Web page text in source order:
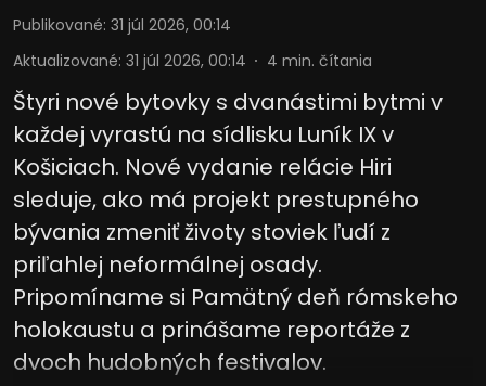
Publikované: 31 júl 2026, 00:14
Aktualizované: 31 júl 2026, 00:14 4 min. čítania
Štyri nové bytovky s dvanástimi bytmi v
každej vyrastú na sídlisku Luník IX v
Košiciach. Nové vydanie relácie Hiri
sleduje, ako má projekt prestupného
bývania zmeniť životy stoviek ľudí z
priľahlej neformálnej osady.
Pripomíname si Pamätný deň rómskeho
holokaustu a prinášame reportáže z
dvoch hudobných festivalov.